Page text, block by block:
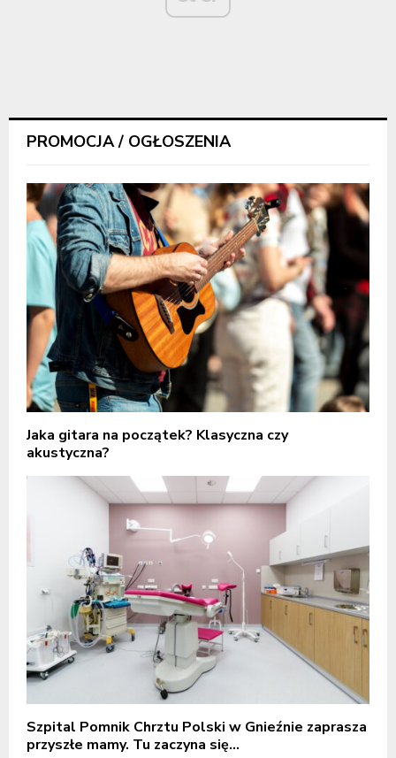
PROMOCJA / OGŁOSZENIA
Jaka gitara na początek? Klasyczna czy
akustyczna?
Szpital Pomnik Chrztu Polski w Gnieźnie zaprasza
przyszłe mamy. Tu zaczyna się...